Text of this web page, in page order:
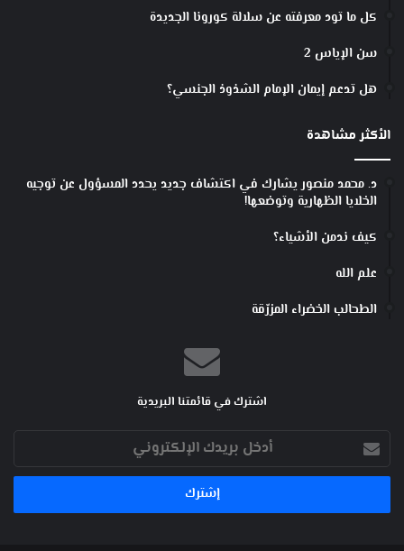
كل ما تود معرفته عن سلالة كورونا الجديدة
سن الإياس 2
هل تدعم إيمان الإمام الشذوذ الجنسي؟
الأكثر مشاهدة
د. محمد منصور يشارك في اكتشاف جديد يحدد المسؤول عن توجيه
الخلايا الظهارية وتوضعها!
كيف ندمن الأشياء؟
علم الله
الطحالب الخضراء المزرّقة
اشترك في قائمتنا البريدية
أدخل
بريدك
الإلكتروني